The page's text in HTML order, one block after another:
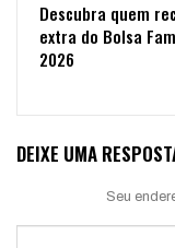
Descubra quem
extra do Bolsa
2026
DEIXE UMA
Seu